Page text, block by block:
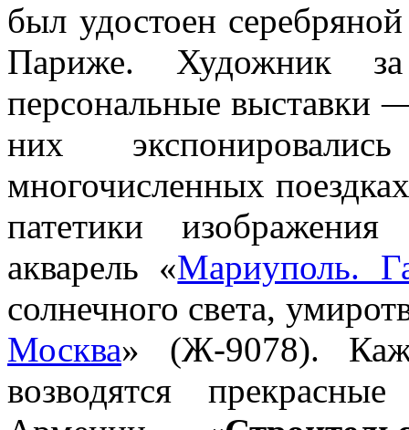
был удостоен
Париже. Художник
персональные выставки
них
многочисленных
патетики
акварель «Мариуполь.
солнечного света,
Москва» (Ж-9078).
возводятся